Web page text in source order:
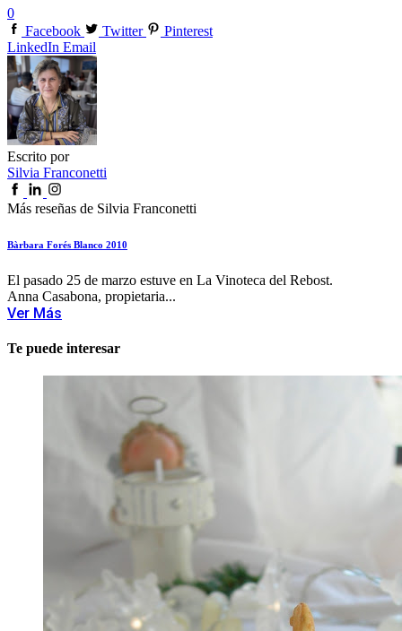
0
Facebook
Twitter
Pinterest
LinkedIn Email
Escrito por
Silvia Franconetti
Más reseñas de Silvia Franconetti
Bàrbara Forés Blanco 2010
El pasado 25 de marzo estuve en La Vinoteca del Rebost.
Anna Casabona, propietaria...
Ver Más
Te puede interesar